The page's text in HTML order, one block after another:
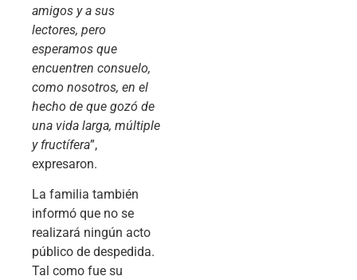
amigos y a sus
lectores, pero
esperamos que
encuentren consuelo,
como nosotros, en el
hecho de que gozó de
una vida larga, múltiple
y fructífera”,
expresaron.
La familia también
informó que no se
realizará ningún acto
público de despedida.
Tal como fue su